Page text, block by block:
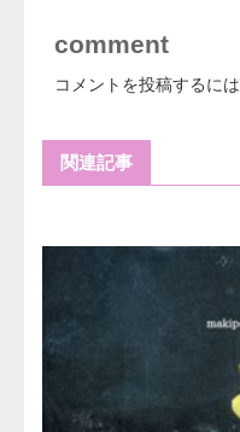
comment
コメントを投稿するには
関連記事